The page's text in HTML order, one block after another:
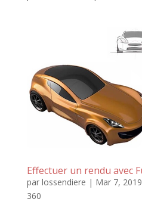
Effectuer un rendu avec
par lossendiere | Mar 7, 2019
360